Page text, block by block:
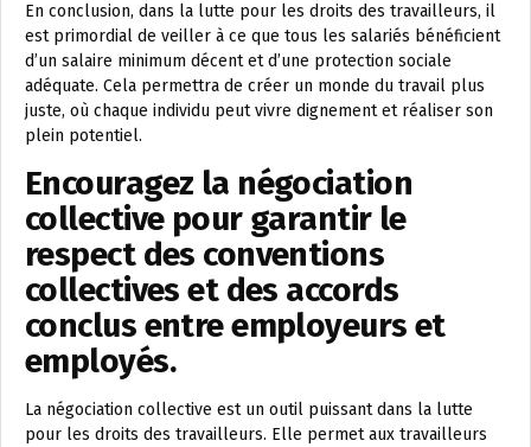
En conclusion, dans la lutte pour les droits des travailleurs, il
est primordial de veiller à ce que tous les salariés bénéficient
d’un salaire minimum décent et d’une protection sociale
adéquate. Cela permettra de créer un monde du travail plus
juste, où chaque individu peut vivre dignement et réaliser son
plein potentiel.
Encouragez la négociation
collective pour garantir le
respect des conventions
collectives et des accords
conclus entre employeurs et
employés.
La négociation collective est un outil puissant dans la lutte
pour les droits des travailleurs. Elle permet aux travailleurs